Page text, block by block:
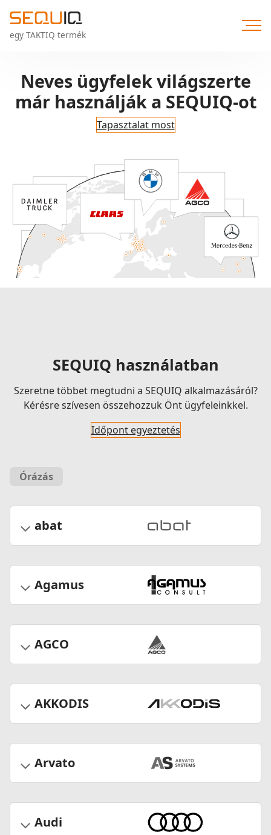
zum
Inhalt
egy TAKTIQ termék
Neves ügyfelek világszerte
már használják a SEQUIQ-ot
Tapasztalat most
SEQUIQ használatban
Szeretne többet megtudni a SEQUIQ alkalmazásáról?
Kérésre szívesen összehozzuk Önt ügyfeleinkkel.
Időpont egyeztetés
Órázás
abat
Agamus
AGCO
AKKODIS
Arvato
Audi